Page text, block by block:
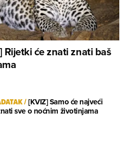
Rijetki će znati znati baš
/[KVIZ] Samo će najveći
sve o noćnim životinjama